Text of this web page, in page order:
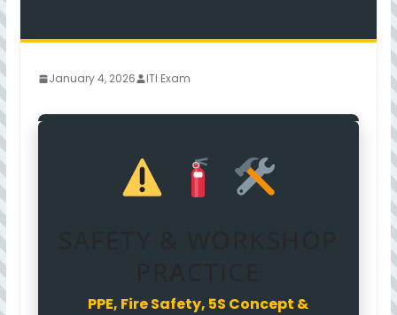
January 4, 2026 ITI Exam
PPE, Fire Safety, 5S Concept &